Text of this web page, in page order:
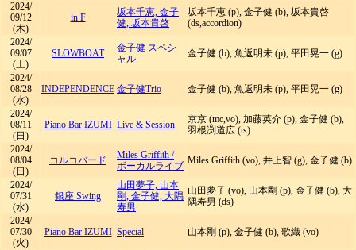
2024/
09/12
(木)
in F
坂本千恵, 金子
健, 坂本貴啓
坂本千恵 (p), 金子健 (b), 坂本貴啓
(ds,accordion)
2024/
09/07
(土)
SLOWBOAT
金子健 スペシ
ャル
金子健 (b), 魚返明未 (p), 平田晃一 (g)
2024/
08/28
(水)
INDEPENDENCE 金子健Trio 金子健 (b), 魚返明未 (p), 平田晃一 (g)
2024/
08/11
(日)
Piano Bar IZUMI Live & Session
京京 (mc,vo), 加藤英介 (p), 金子健 (b),
羽根渕道広 (ts)
2024/
08/04
(日)
コルコバード Miles Griffith /
ボーカルライブ Miles Griffith (vo), 井上智 (g), 金子健 (b)
2024/
07/31
(水)
銀座 Swing
山田夢子, 山本
剛, 金子健, 大隅
寿男
山田夢子 (vo), 山本剛 (p), 金子健 (b), 大
隅寿男 (ds)
2024/
07/30
(火)
Piano Bar IZUMI Special 山本剛 (p), 金子健 (b), 歌織 (vo)